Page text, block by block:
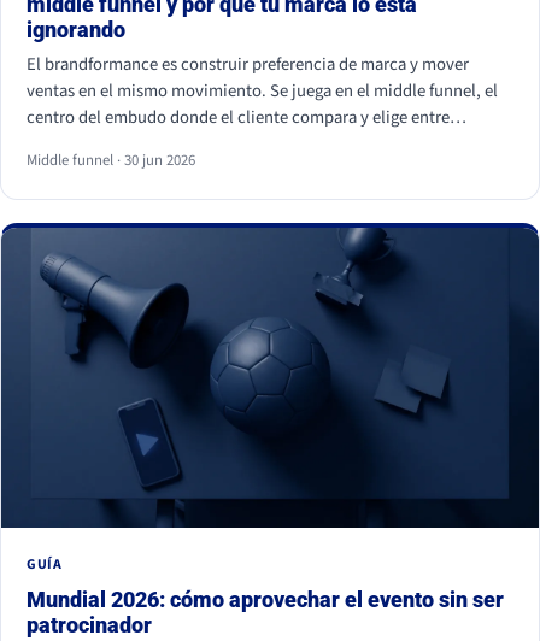
ignorando
El brandformance es construir preferencia de marca y mover
ventas en el mismo movimiento. Se juega en el middle funnel, el
centro del embudo donde el cliente compara y elige entre
invierte en los extremos (notoriedad y precio) y deja ese centro
vacío, que es justo donde se gana o se pierde la venta frente a la
marca blanca.
Middle funnel · 30 jun 2026
GUÍA
Mundial 2026: cómo aprovechar el evento sin ser
patrocinador